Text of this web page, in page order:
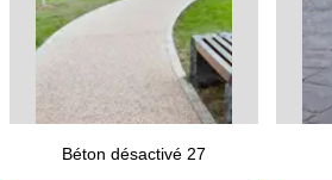
Béton désactivé 27